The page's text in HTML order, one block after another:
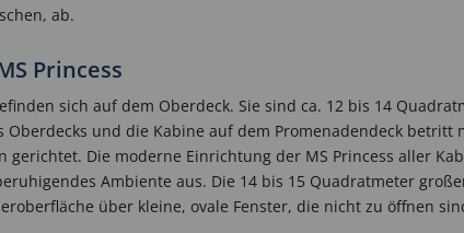
ab.
Princess
sich auf dem Oberdeck. Sie sind ca. 12 bis 14
und die Kabine auf dem Promenadendeck betritt
Die moderne Einrichtung der MS Princess aller
Ambiente aus. Die 14 bis 15 Quadratmeter
über kleine, ovale Fenster, die nicht zu öffnen